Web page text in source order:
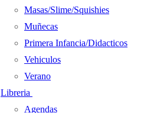
Masas/Slime/Squishies
Muñecas
Primera Infancia/Didacticos
Vehiculos
Verano
Libreria
Agendas